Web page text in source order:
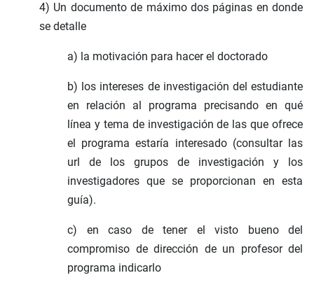
4) Un documento de máximo dos páginas en donde
se detalle
a) la motivación para hacer el doctorado
b) los intereses de investigación del estudiante
en relación al programa precisando en qué
línea y tema de investigación de las que ofrece
el programa estaría interesado (consultar las
url de los grupos de investigación y los
investigadores que se proporcionan en esta
guía).
c) en caso de tener el visto bueno del
compromiso de dirección de un profesor del
programa indicarlo